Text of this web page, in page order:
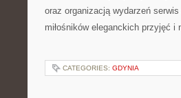
oraz organizacją wydarzeń
miłośników eleganckich przyjęć
CATEGORIES: GDYNIA